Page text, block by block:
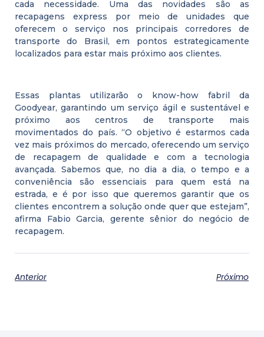
cada necessidade. Uma das novidades são as
recapagens express por meio de unidades que
oferecem o serviço nos principais corredores de
transporte do Brasil, em pontos estrategicamente
localizados para estar mais próximo aos clientes.
Essas plantas utilizarão o know-how fabril da
Goodyear, garantindo um serviço ágil e sustentável e
próximo aos centros de transporte mais
movimentados do país. “O objetivo é estarmos cada
vez mais próximos do mercado, oferecendo um serviço
de recapagem de qualidade e com a tecnologia
avançada. Sabemos que, no dia a dia, o tempo e a
conveniência são essenciais para quem está na
estrada, e é por isso que queremos garantir que os
clientes encontrem a solução onde quer que estejam”,
afirma Fabio Garcia, gerente sênior do negócio de
recapagem.
Anterior Próximo